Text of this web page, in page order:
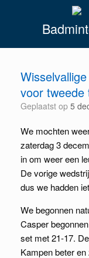
voor tweede
Geplaatst op 5
We mochten
zaterdag 3
in om weer een
De vorige
dus we hadden
We begonnen
Casper
set met 21-17.
Kampen beter